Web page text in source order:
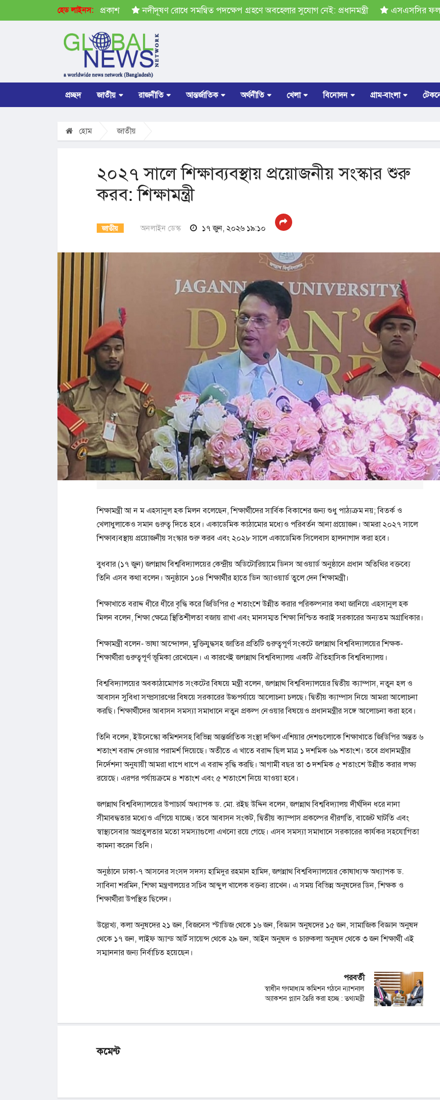
হেড লাইনস:
নির্বাচনের ভোটার তালিকা প্রকাশ নদীদূষণ রোধে সমন্বিত পদক্ষেপ গ্রহণে অবহেলার সুযোগ নেই: প্রধানমন্ত্রী এসএসসির ফল
প্রচ্ছদ জাতীয় রাজনীতি আন্তর্জাতিক অর্থনীতি খেলা বিনোদন গ্রাম-বাংলা
হোম জাতীয়
২০২৭ সালে শিক্ষাব্যবস্থায় প্রয়োজনীয় সংস্কার শুরু
করব: শিক্ষামন্ত্রী
জাতীয় অনলাইন ডেস্ক ১৭ জুন, ২০২৬ ১৯:১০
শিক্ষামন্ত্রী আ ন ম এহসানুল হক মিলন বলেছেন, শিক্ষার্থীদের সার্বিক বিকাশের জন্য শুধু পাঠ্যক্রম নয়; বিতর্ক ও
খেলাধুলাকেও সমান গুরুত্ব দিতে হবে। একাডেমিক কাঠামোর মধ্যেও পরিবর্তন আনা প্রয়োজন। আমরা ২০২৭ সালে
শিক্ষাব্যবস্থায় প্রয়োজনীয় সংস্কার শুরু করব এবং ২০২৮ সালে একাডেমিক সিলেবাস হালনাগাদ করা হবে।
বুধবার (১৭ জুন) জগন্নাথ বিশ্ববিদ্যালয়ের কেন্দ্রীয় অডিটোরিয়ামে ডিনস আওয়ার্ড অনুষ্ঠানে প্রধান অতিথির বক্তব্যে
তিনি এসব কথা বলেন। অনুষ্ঠানে ১০৪ শিক্ষার্থীর হাতে ডিন অ্যাওয়ার্ড তুলে দেন শিক্ষামন্ত্রী।
শিক্ষাখাতে বরাদ্দ ধীরে ধীরে বৃদ্ধি করে জিডিপির ৫ শতাংশে উন্নীত করার পরিকল্পনার কথা জানিয়ে এহসানুল হক
মিলন বলেন, শিক্ষা ক্ষেত্রে স্থিতিশীলতা বজায় রাখা এবং মানসম্মত শিক্ষা নিশ্চিত করাই সরকারের অন্যতম অগ্রাধিকার।
শিক্ষামন্ত্রী বলেন- ভাষা আন্দোলন, মুক্তিযুদ্ধসহ জাতির প্রতিটি গুরুত্বপূর্ণ সংকটে জগন্নাথ বিশ্ববিদ্যালয়ের শিক্ষক-
শিক্ষার্থীরা গুরুত্বপূর্ণ ভূমিকা রেখেছেন। এ কারণেই জগন্নাথ বিশ্ববিদ্যালয় একটি ঐতিহাসিক বিশ্ববিদ্যালয়।
বিশ্ববিদ্যালয়ের অবকাঠামোগত সংকটের বিষয়ে মন্ত্রী বলেন, জগন্নাথ বিশ্ববিদ্যালয়ের দ্বিতীয় ক্যাম্পাস, নতুন হল ও
আবাসন সুবিধা সম্প্রসারণের বিষয়ে সরকারের উচ্চপর্যায়ে আলোচনা চলছে। দ্বিতীয় ক্যাম্পাস নিয়ে আমরা আলোচনা
করছি। শিক্ষার্থীদের আবাসন সমস্যা সমাধানে নতুন প্রকল্প নেওয়ার বিষয়েও প্রধানমন্ত্রীর সঙ্গে আলোচনা করা হবে।
তিনি বলেন, ইউনেস্কো কমিশনসহ বিভিন্ন আন্তর্জাতিক সংস্থা দক্ষিণ এশিয়ার দেশগুলোকে শিক্ষাখাতে জিডিপির অন্তত ৬
শতাংশ বরাদ্দ দেওয়ার পরামর্শ দিয়েছে। অতীতে এ খাতে বরাদ্দ ছিল মাত্র ১ দশমিক ৬৯ শতাংশ। তবে প্রধানমন্ত্রীর
নির্দেশনা অনুযায়ী আমরা ধাপে ধাপে এ বরাদ্দ বৃদ্ধি করছি। আগামী বছর তা ৩ দশমিক ৫ শতাংশে উন্নীত করার লক্ষ্য
রয়েছে। এরপর পর্যায়ক্রমে ৪ শতাংশ এবং ৫ শতাংশে নিয়ে যাওয়া হবে।
জগন্নাথ বিশ্ববিদ্যালয়ের উপাচার্য অধ্যাপক ড. মো. রইছ উদ্দিন বলেন, জগন্নাথ বিশ্ববিদ্যালয় দীর্ঘদিন ধরে নানা
সীমাবদ্ধতার মধ্যেও এগিয়ে যাচ্ছে। তবে আবাসন সংকট, দ্বিতীয় ক্যাম্পাস প্রকল্পের ধীরগতি, বাজেট ঘাটতি এবং
স্বাস্থ্যসেবার অপ্রতুলতার মতো সমস্যাগুলো এখনো রয়ে গেছে। এসব সমস্যা সমাধানে সরকারের কার্যকর সহযোগিতা
কামনা করেন তিনি।
অনুষ্ঠানে ঢাকা-৭ আসনের সংসদ সদস্য হামিদুর রহমান হামিদ, জগন্নাথ বিশ্ববিদ্যালয়ের কোষাধ্যক্ষ অধ্যাপক ড.
সাবিনা শরমিন, শিক্ষা মন্ত্রণালয়ের সচিব আব্দুল খালেক বক্তব্য রাখেন। এ সময় বিভিন্ন অনুষদের ডিন, শিক্ষক ও
শিক্ষার্থীরা উপস্থিত ছিলেন।
উল্লেখ্য, কলা অনুষদের ২১ জন, বিজনেস স্টাডিজ থেকে ১৬ জন, বিজ্ঞান অনুষদের ১৫ জন, সামাজিক বিজ্ঞান অনুষদ
থেকে ১৭ জন, লাইফ অ্যান্ড আর্ট সায়েন্স থেকে ২৯ জন, আইন অনুষদ ও চারুকলা অনুষদ থেকে ৩ জন শিক্ষার্থী এই
সম্মাননার জন্য নির্বাচিত হয়েছেন।
পরবর্তী
স্বাধীন গণমাধ্যম কমিশন গঠনে ন্যাশনাল
অ্যাকশন প্ল্যান তৈরি করা হচ্ছে : তথ্যমন্ত্রী
কমেন্ট